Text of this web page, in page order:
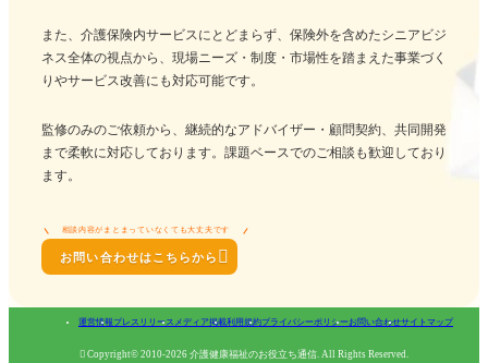
また、介護保険内サービスにとどまらず、保険外を含めたシニアビジ
ネス全体の視点から、現場ニーズ・制度・市場性を踏まえた事業づく
りやサービス改善にも対応可能です。
監修のみのご依頼から、継続的なアドバイザー・顧問契約、共同開発
まで柔軟に対応しております。課題ベースでのご相談も歓迎しており
ます。
相談内容がまとまっていなくても大丈夫です
お問い合わせはこちらから 
運営情報プレスリリース メディア掲載利用規約プライバシーポリシーお問い合わせサイトマップ
 Copyright© 2010-2026 介護健康福祉のお役立ち通信. All Rights Reserved.